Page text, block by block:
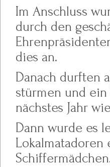
Im Anschluss
durch den
dies an.
Danach durften
stürmen und
nächstes Jahr
Dann wurde es